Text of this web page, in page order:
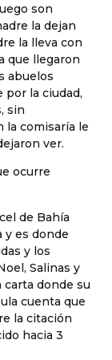
son
la dejan
la lleva con
que llegaron
abuelos
por la ciudad,
sin
la comisaría le
ver.
ocurre
de Bahía
y es donde
y los
Salinas y
carta donde su
cuenta que
la citación
hacia 3